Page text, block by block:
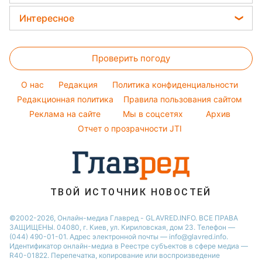
Максим Галкин
Виталий Козловский
София Ротару
Уборка
Легкие десерты
Праздничное меню
Новости Полтавы
Новости Львова
Новости Сум
Новости Днепра
Новости Черкассы
Новости Тернополя
Новости Ровно
Новости Запорожья
Новости Одессы
Прогноз погоды
Магнитные бури
Погода на сегодня
Погода на завтра
Пылевая буря
Интересное
Тесты по картинке
Оптические иллюзии
Народные приметы
Все о шоу-бизнесе
Проверить погоду
O нас Редакция
Политика конфиденциальности
Редакционная политика
Правила пользования сайтом
Реклама на сайте
Мы в соцсетях
Архив
Отчет о прозрачности JTI
ТВОЙ ИСТОЧНИК НОВОСТЕЙ
©2002-2026, Онлайн-медиа Главред - GLAVRED.INFO. ВСЕ ПРАВА
ЗАЩИЩЕНЫ. 04080, г. Киев, ул. Кириловская, дом 23. Телефон —
(044) 490-01-01. Адрес электронной почты — info@glavred.info.
Идентификатор онлайн-медиа в Реестре cубъектов в сфере медиа —
R40-01822. Перепечатка, копирование или воспроизведение